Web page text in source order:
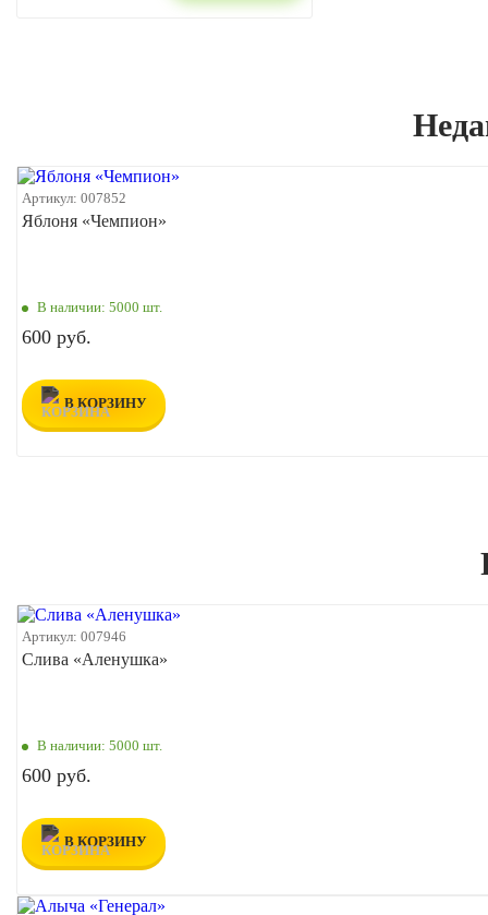
Артикул: 007852
Яблоня «Чемпион»
В наличии: 5000 шт.
600 руб.
В КОРЗИНУ
Артикул: 007946
Слива «Аленушка»
В наличии: 5000 шт.
600 руб.
В КОРЗИНУ